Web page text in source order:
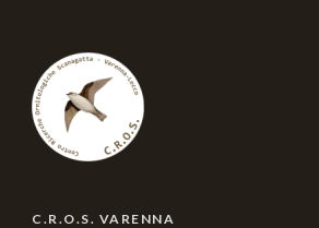
C.R.O.S. VARENNA